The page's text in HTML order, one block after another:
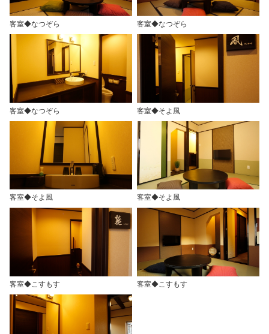
客室◆なつぞら 客室◆なつぞら
客室◆なつぞら 客室◆そよ風
客室◆そよ風 客室◆そよ風
客室◆こすもす 客室◆こすもす